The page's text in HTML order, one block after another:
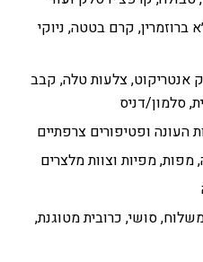
ברוזמרין, קרם בטטה, ניוקי
סטייק אנטריקוט, צלעות טלה, קבב
סלמון/דניס
העונה ופטיפורים צרפתיים
מפות, מפיות וצוות מלצרים
סושי, כרובית מטוגנת,